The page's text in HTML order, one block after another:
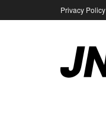
Privacy Policy